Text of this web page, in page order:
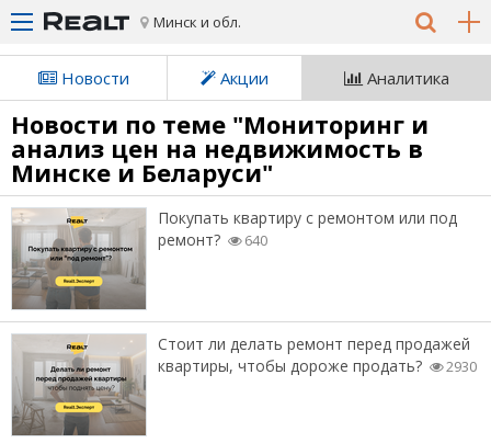
Минск и обл.
Новости Акции Аналитика
Новости по теме "Мониторинг и
анализ цен на недвижимость в
Минске и Беларуси"
Покупать квартиру с ремонтом или под
ремонт?
640
Стоит ли делать ремонт перед продажей
квартиры, чтобы дороже продать?
2930